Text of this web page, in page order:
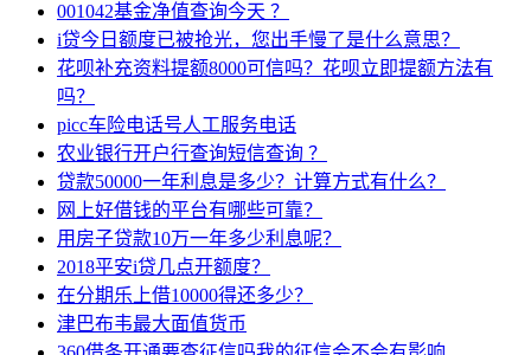
001042基金净值查询今天 ？
i贷今日额度已被抢光，您出手慢了是什么意思？
花呗补充资料提额8000可信吗？花呗立即提额方法有
吗？
picc车险电话号人工服务电话
农业银行开户行查询短信查询 ？
贷款50000一年利息是多少？计算方式有什么？
网上好借钱的平台有哪些可靠？
用房子贷款10万一年多少利息呢？
2018平安i贷几点开额度？
在分期乐上借10000得还多少？
津巴布韦最大面值货币